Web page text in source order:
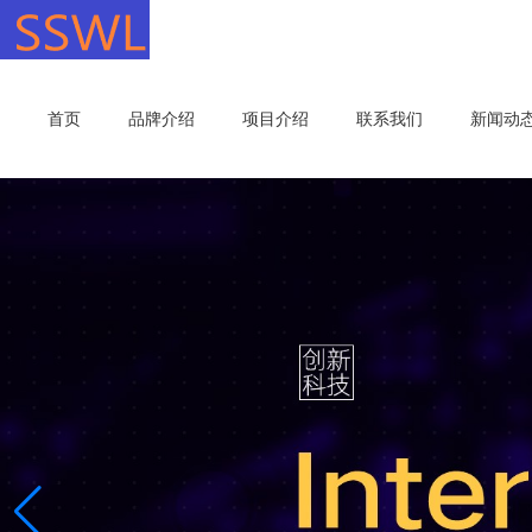
首页 品牌介绍 项目介绍 联系我们 新闻动